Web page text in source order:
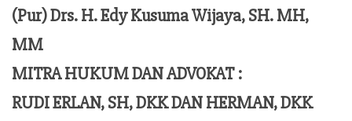
(Pur) Drs. H. Edy Kusuma Wijaya, SH. MH,
MM
MITRA HUKUM DAN ADVOKAT :
RUDI ERLAN, SH, DKK DAN HERMAN, DKK